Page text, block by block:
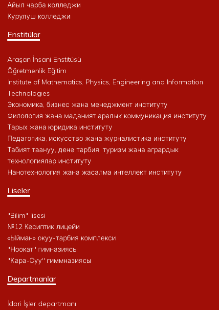
Айыл чарба колледжи
Курулуш колледжи
Enstitülar
Araşan İnsani Enstitüsü
Öğretmenlik Eğitim
Institute of Mathematics, Physics, Engineering and Information
Technologies
Экономика, бизнес жана менеджмент институту
Филология жана маданият аралык коммуникация институту
Тарых жана юридика институту
Педагогика, искусство жана журналистика институту
Табият таануу, дене тарбия, туризм жана агрардык
технологиялар институту
Нанотехнология жана жасалма интеллект институту
Liseler
"Bilim" lisesi
№12 Кесиптик лицейи
«Ыйман» окуу-тарбия комплекси
"Ноокат" гимназиясы
"Кара-Суу" гиммназиясы
Departmanlar
İdari İşler departmanı